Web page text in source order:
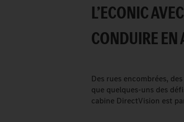
L’ECONIC
CONDUIRE
Des rues encombrées,
que quelques-uns des
cabine DirectVision est